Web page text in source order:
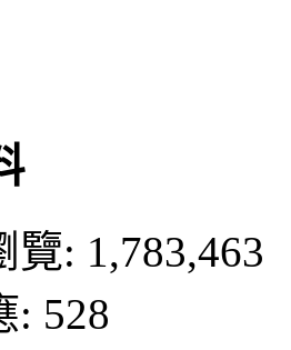
覽: 1,783,463
: 528